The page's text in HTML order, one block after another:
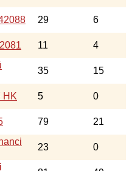
29
6
11
4
35
15
HK 5
0
79
21
23
0